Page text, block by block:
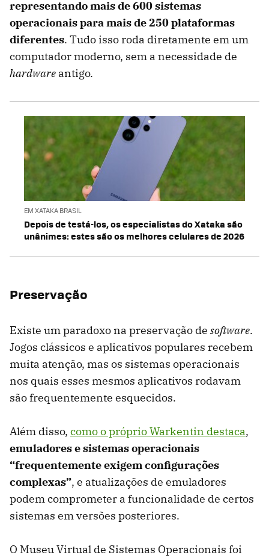
representando mais de 600 sistemas
operacionais para mais de 250 plataformas
diferentes. Tudo isso roda diretamente em um
computador moderno, sem a necessidade de
hardware antigo.
EM XATAKA BRASIL
Depois de testá-los, os especialistas do Xataka são
unânimes: estes são os melhores celulares de 2026
Preservação
Existe um paradoxo na preservação de software.
Jogos clássicos e aplicativos populares recebem
muita atenção, mas os sistemas operacionais
nos quais esses mesmos aplicativos rodavam
são frequentemente esquecidos.
Além disso, como o próprio Warkentin destaca,
emuladores e sistemas operacionais
“frequentemente exigem configurações
complexas”, e atualizações de emuladores
podem comprometer a funcionalidade de certos
sistemas em versões posteriores.
O Museu Virtual de Sistemas Operacionais foi